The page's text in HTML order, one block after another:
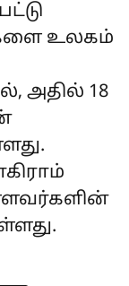
உலகம்
அதில் 18